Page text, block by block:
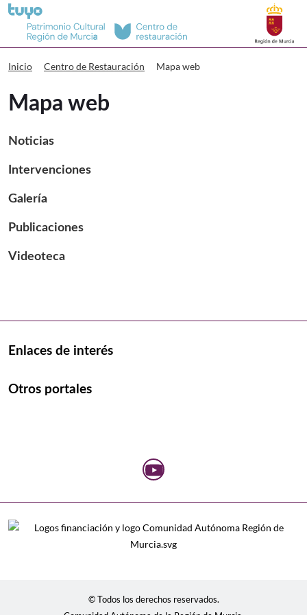
Centro de Restauración Mapa web
Buscar
Inicio Centro de Restauración Mapa web
Mapa web
Noticias
Intervenciones
Galería
Publicaciones
Videoteca
Enlaces de interés
Otros portales
© Todos los derechos reservados.